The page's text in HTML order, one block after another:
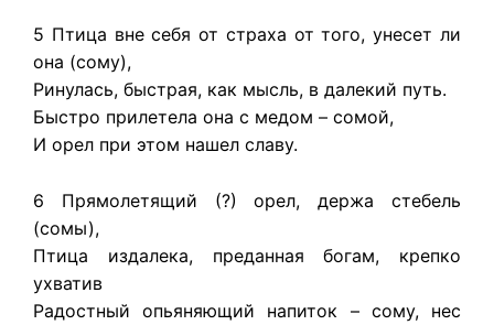
5 Птица вне себя от страха от того, унесет ли
она (сому),
Ринулась, быстрая, как мысль, в далекий путь.
Быстро прилетела она с медом – сомой,
И орел при этом нашел славу.
6 Прямолетящий (?) орел, держа стебель
(сомы),
Птица издалека, преданная богам, крепко
ухватив
Радостный опьяняющий напиток – сому, нес